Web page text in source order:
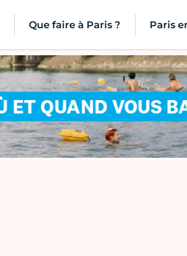
Que faire à Paris ? Paris